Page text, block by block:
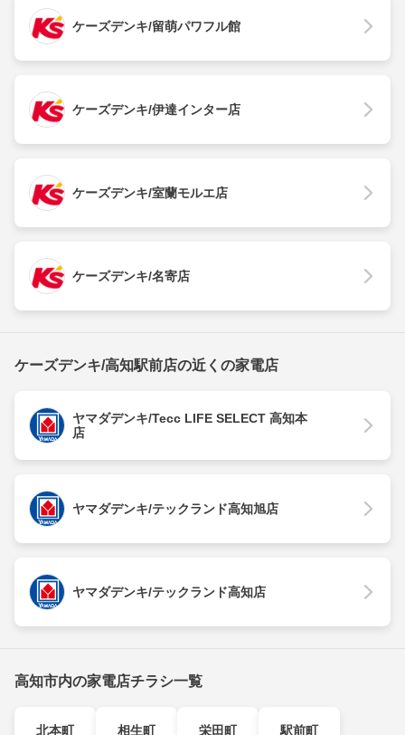
ケーズデンキ/留萌パワフル館
ケーズデンキ/伊達インター店
ケーズデンキ/室蘭モルエ店
ケーズデンキ/名寄店
ケーズデンキ/高知駅前店の近くの家電店
ヤマダデンキ/Tecc LIFE SELECT 高知本
店
ヤマダデンキ/テックランド高知旭店
ヤマダデンキ/テックランド高知店
高知市内の家電店チラシ一覧
北本町 相生町 栄田町 駅前町